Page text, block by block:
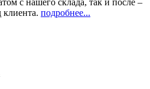
с нашего склада, так и после –
подробнее...